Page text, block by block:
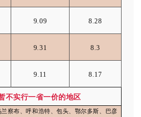
9.09 8.28
9.31 8.3
9.11 8.17
不实行一省一价的地区
兰察布、呼和浩特、包头、鄂尔多斯、巴彦